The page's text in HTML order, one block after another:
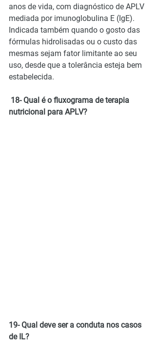
anos de vida, com diagnóstico de APLV
mediada por imunoglobulina E (IgE).
Indicada também quando o gosto das
fórmulas hidrolisadas ou o custo das
mesmas sejam fator limitante ao seu
uso, desde que a tolerância esteja bem
estabelecida.
nutricional para APLV?
19- Qual deve ser a conduta nos casos
de IL?